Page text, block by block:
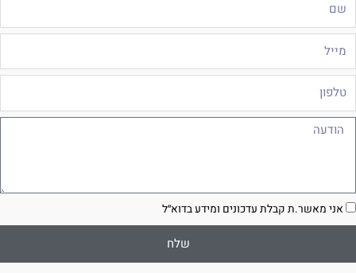
אני מאשר.ת קבלת עדכונים ומידע בדוא״ל
שלח